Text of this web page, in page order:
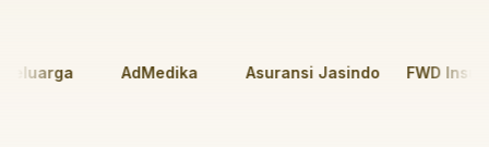
AdMedika Asuransi Jasindo FWD